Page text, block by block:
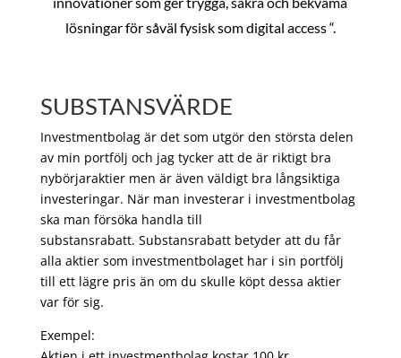
lösningar för såväl fysisk som digital access “.
SUBSTANSVÄRDE
Investmentbolag är det som utgör den största delen
av min portfölj och jag tycker att de är riktigt bra
nybörjaraktier men är även väldigt bra långsiktiga
investeringar. När man investerar i investmentbolag
ska man försöka handla till
substansrabatt. Substansrabatt betyder att du får
alla aktier som investmentbolaget har i sin portfölj
till ett lägre pris än om du skulle köpt dessa aktier
var för sig.
Exempel: